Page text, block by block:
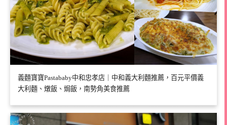
義麵寶寶Pastababy中和忠孝店｜中和義大利麵推薦，百元平價義
大利麵、燉飯、焗飯，南勢角美食推薦